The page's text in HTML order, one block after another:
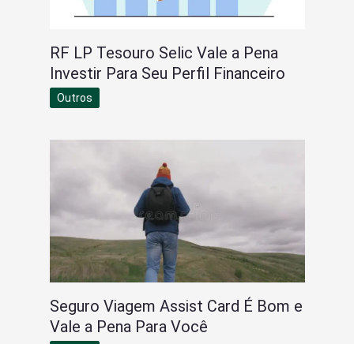
RF LP Tesouro Selic Vale a Pena
Investir Para Seu Perfil Financeiro
Outros
Seguro Viagem Assist Card É Bom e
Vale a Pena Para Você